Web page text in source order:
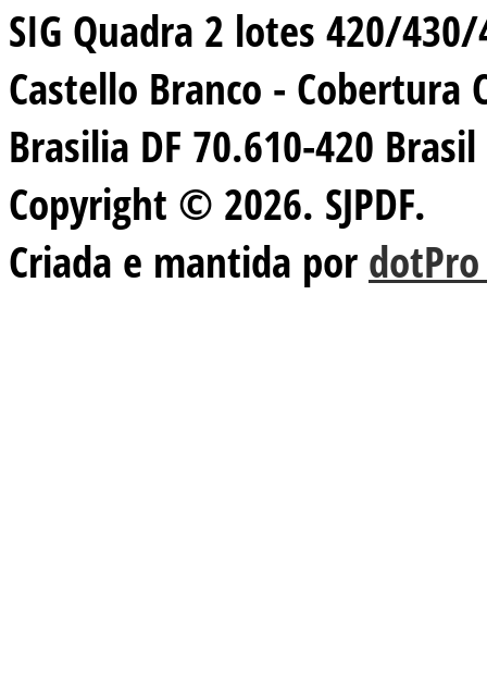
SIG Quadra 2 lotes 420/
Castello Branco - Cobertura
Brasilia DF 70.610-420 Brasil
Copyright © 2026. SJPDF.
Criada e mantida por